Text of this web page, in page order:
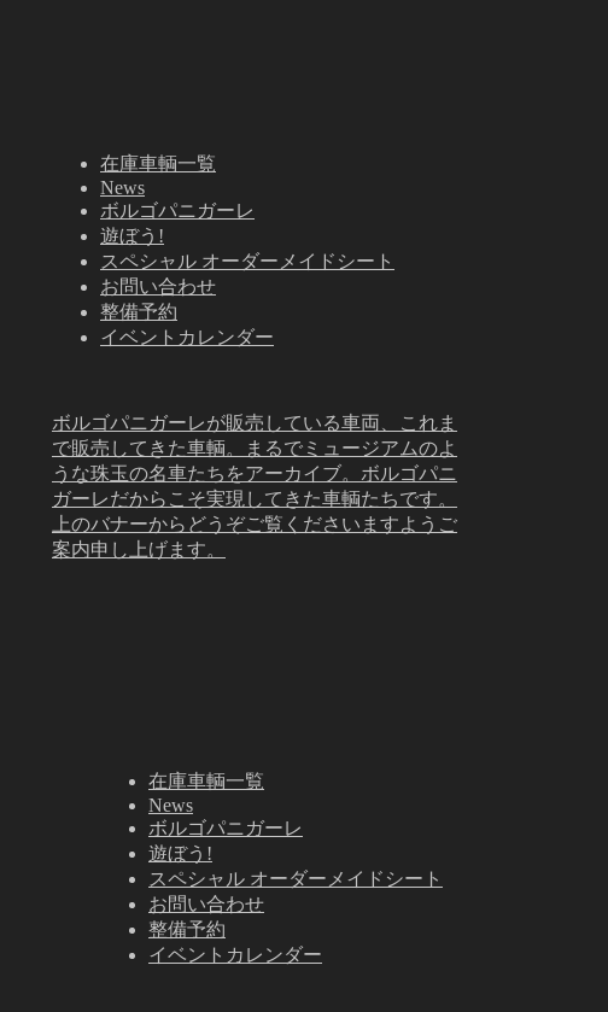
在庫車輌一覧
News
ボルゴパニガーレ
遊ぼう!
スペシャル オーダーメイドシート
お問い合わせ
整備予約
イベントカレンダー
ボルゴパニガーレが販売している車両、これま
で販売してきた車輌。まるでミュージアムのよ
うな珠玉の名車たちをアーカイブ。ボルゴパニ
ガーレだからこそ実現してきた車輌たちです。
上のバナーからどうぞご覧くださいますようご
案内申し上げます。
在庫車輌一覧
News
ボルゴパニガーレ
遊ぼう!
スペシャル オーダーメイドシート
お問い合わせ
整備予約
イベントカレンダー